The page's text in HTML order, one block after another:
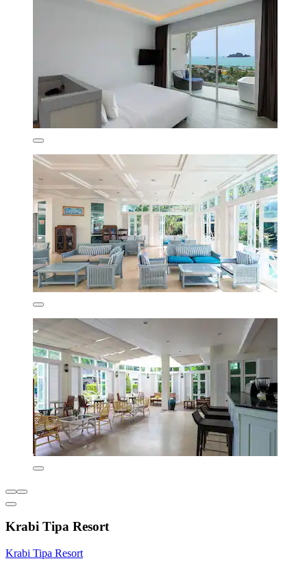
Krabi Tipa Resort
Krabi Tipa Resort